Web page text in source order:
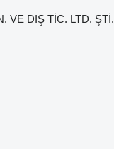
VE DIŞ TİC. LTD. ŞTİ.